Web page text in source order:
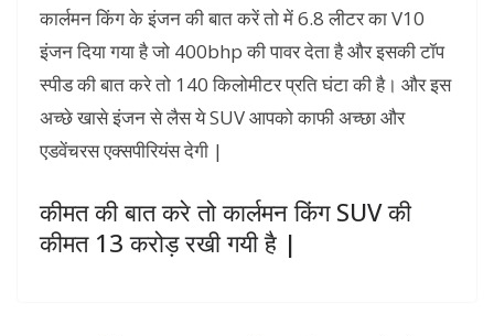
कार्लमन किंग के इंजन की बात करें तो में 6.8 लीटर का V10
इंजन दिया गया है जो 400bhp की पावर देता है और इसकी टॉप
स्पीड की बात करे तो 140 किलोमीटर प्रति घंटा की है। और इस
अच्छे खासे इंजन से लैस ये SUV आपको काफी अच्छा और
एडवेंचरस एक्सपीरियंस देगी |
कीमत की बात करे तो कार्लमन किंग SUV की
कीमत 13 करोड़ रखी गयी है |